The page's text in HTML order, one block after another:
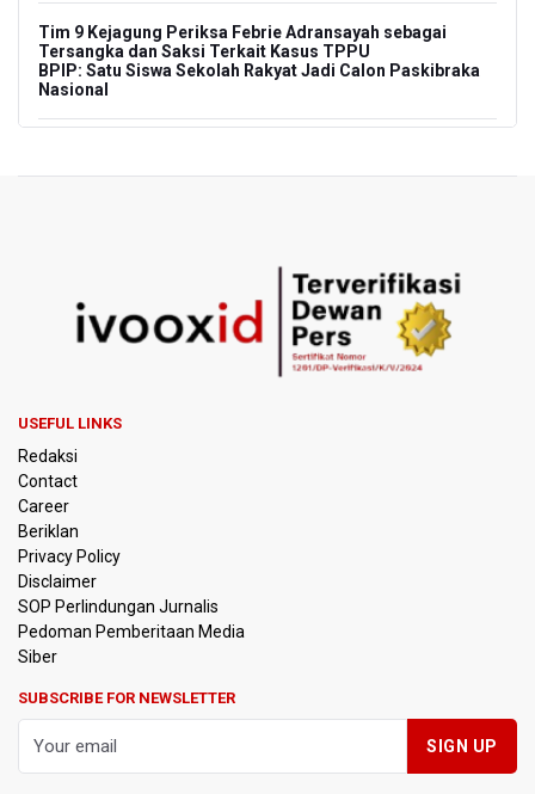
Tim 9 Kejagung Periksa Febrie Adransayah sebagai
Tersangka dan Saksi Terkait Kasus TPPU
BPIP: Satu Siswa Sekolah Rakyat Jadi Calon Paskibraka
Nasional
Pemprov DKI Jakarta Pastikan Data Pajak dan Aset
Daerah Aman dari Kebakaran Bapenda
Pertumbuhan Ekonomi 5,3 Persen Belum Cukup
Masih Selektif
Anggota DPR Desak Polisi Usut Tuntas Temuan Ratusan
Amnesty International Kecam Penangkapan Dua
Warganet atas Konten Pidato Presiden, Nilai
Kriminalisasi Kritik Persempit Ruang Sipil
BGN Beri Batas Waktu SPPG Kantongi SLHS Paling
Diperiksa di Kejagung Sebagai Tersangka
USEFUL LINKS
Redaksi
Contact
Career
Beriklan
Privacy Policy
Disclaimer
SOP Perlindungan Jurnalis
Pedoman Pemberitaan Media
Siber
SUBSCRIBE FOR NEWSLETTER